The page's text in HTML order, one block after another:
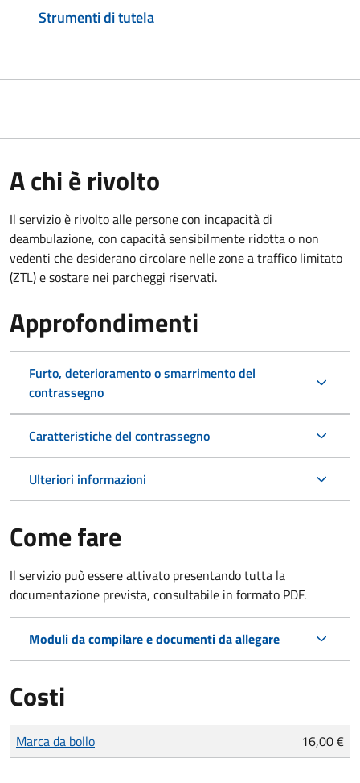
Strumenti di tutela
A chi è rivolto
Il servizio è rivolto alle persone con incapacità di
deambulazione, con capacità sensibilmente ridotta o non
vedenti che desiderano circolare nelle zone a traffico limitato
(ZTL) e sostare nei parcheggi riservati.
Approfondimenti
Furto, deterioramento o smarrimento del
contrassegno
Caratteristiche del contrassegno
Ulteriori informazioni
Come fare
Il servizio può essere attivato presentando tutta la
documentazione prevista, consultabile in formato PDF.
Moduli da compilare e documenti da allegare
Costi
Tipo di pagamento
Importo
Marca da bollo 16,00 €